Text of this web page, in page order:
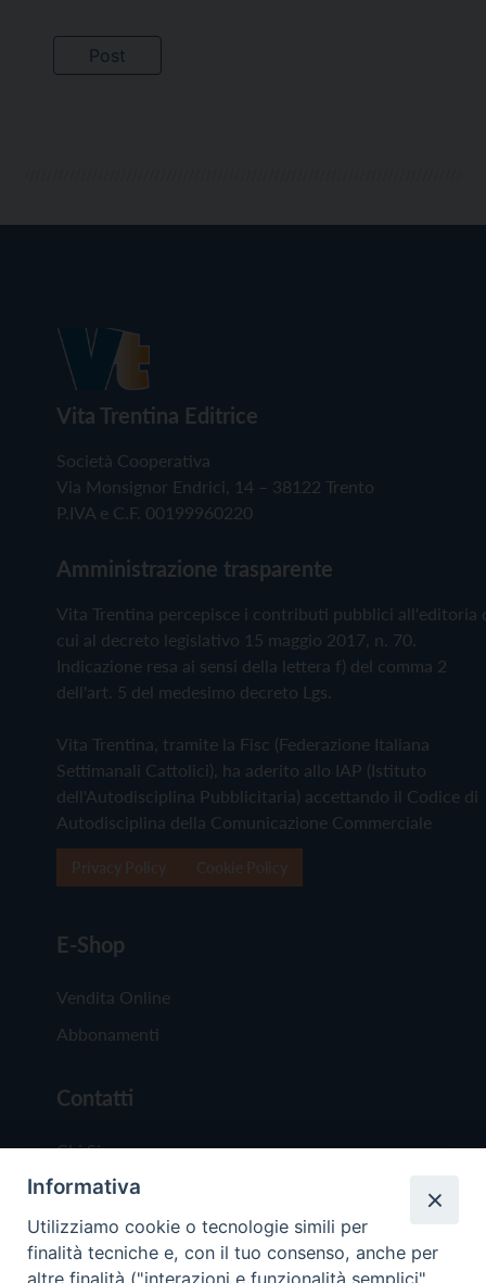
Vita Trentina Editrice
Società Cooperativa
Via Monsignor Endrici, 14 – 38122 Trento
P.IVA e C.F. 00199960220
Amministrazione trasparente
Vita Trentina percepisce i contributi pubblici all'editoria
cui al decreto legislativo 15 maggio 2017, n. 70.
Indicazione resa ai sensi della lettera f) del comma 2
dell'art. 5 del medesimo decreto Lgs.
Vita Trentina, tramite la Fisc (Federazione Italiana
Settimanali Cattolici), ha aderito allo IAP (Istituto
dell'Autodisciplina Pubblicitaria) accettando il Codice di
Autodisciplina della Comunicazione Commerciale
E-Shop
Vendita Online
Abbonamenti
Contatti
Chi Siamo
Redazione
Scrivici
Informativa
Utilizziamo cookie o tecnologie simili per
finalità tecniche e, con il tuo consenso, anche per